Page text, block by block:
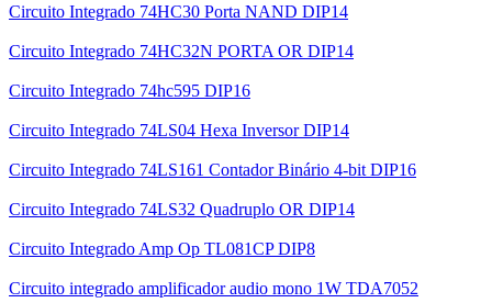
Circuito Integrado 74HC30 Porta NAND DIP14
Circuito Integrado 74HC32N PORTA OR DIP14
Circuito Integrado 74hc595 DIP16
Circuito Integrado 74LS04 Hexa Inversor DIP14
Circuito Integrado 74LS161 Contador Binário 4-bit DIP16
Circuito Integrado 74LS32 Quadruplo OR DIP14
Circuito Integrado Amp Op TL081CP DIP8
Circuito integrado amplificador audio mono 1W TDA7052